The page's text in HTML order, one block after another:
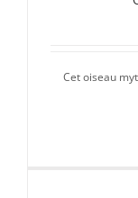
Cet oiseau